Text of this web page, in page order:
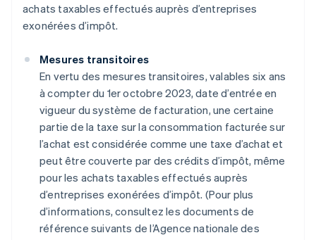
achats taxables effectués auprès d’entreprises
exonérées d’impôt.
Mesures transitoires
En vertu des mesures transitoires, valables six ans
à compter du 1er octobre 2023, date d’entrée en
vigueur du système de facturation, une certaine
partie de la taxe sur la consommation facturée sur
l’achat est considérée comme une taxe d’achat et
peut être couverte par des crédits d’impôt, même
pour les achats taxables effectués auprès
d’entreprises exonérées d’impôt. (Pour plus
d’informations, consultez les documents de
référence suivants de l’Agence nationale des